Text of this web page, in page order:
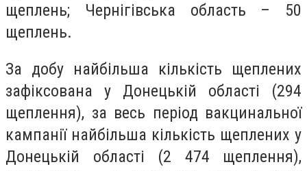
щеплень; Чернігівська область – 50
щеплень.
За добу найбільша кількість щеплених
зафіксована у Донецькій області (294
щеплення), за весь період вакцинальної
кампанії найбільша кількість щеплених у
Донецькій області (2 474 щеплення),